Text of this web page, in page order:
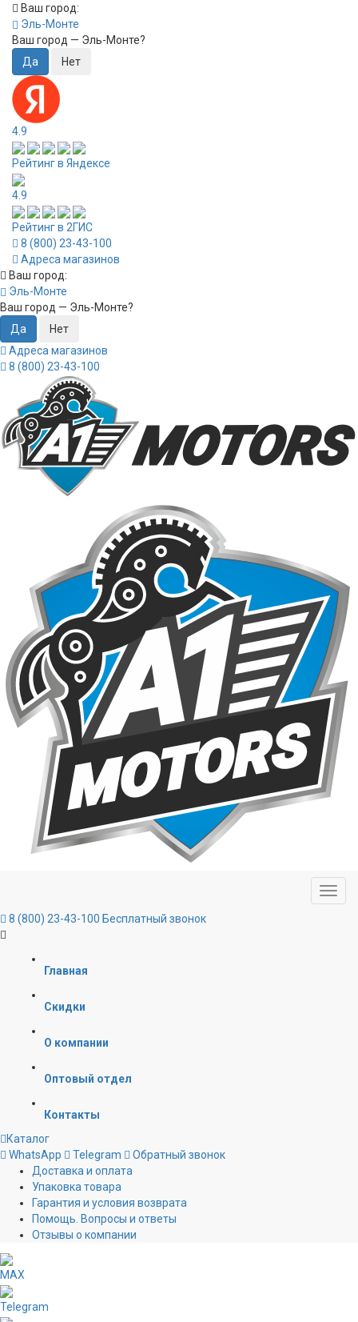
Ваш город:
Эль-Монте
Ваш город — Эль-Монте?
4.9
Рейтинг в Яндексе
4.9
Рейтинг в 2ГИС
8 (800) 23-43-100
Адреса магазинов
Ваш город:
Эль-Монте
Ваш город — Эль-Монте?
Адреса магазинов
8 (800) 23-43-100
8 (800) 23-43-100 Бесплатный звонок
Главная
Скидки
О компании
Оптовый отдел
Контакты
Каталог
WhatsApp
Telegram
Обратный звонок
Доставка и оплата
Упаковка товара
Гарантия и условия возврата
Помощь. Вопросы и ответы
Отзывы о компании
MAX
Telegram